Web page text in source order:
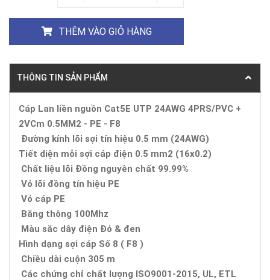
THÊM VÀO GIỎ HÀNG
THÔNG TIN SẢN PHẨM
Cáp Lan liền nguồn Cat5E UTP 24AWG 4PRS/PVC +
2VCm 0.5MM2 - PE - F8
Đường kính lõi sợi tín hiệu 0.5 mm (24AWG)
Tiết diện mỗi sợi cáp điện 0.5 mm2 (16x0.2)
Chất liệu lõi Đồng nguyên chất 99.99%
Vỏ lõi đồng tín hiệu PE
Vỏ cáp PE
Băng thông 100Mhz
Màu sắc dây điện Đỏ & đen
Hình dạng sợi cáp Số 8 ( F8 )
Chiều dài cuộn 305 m
Các chứng chỉ chất lượng ISO9001-2015, UL, ETL